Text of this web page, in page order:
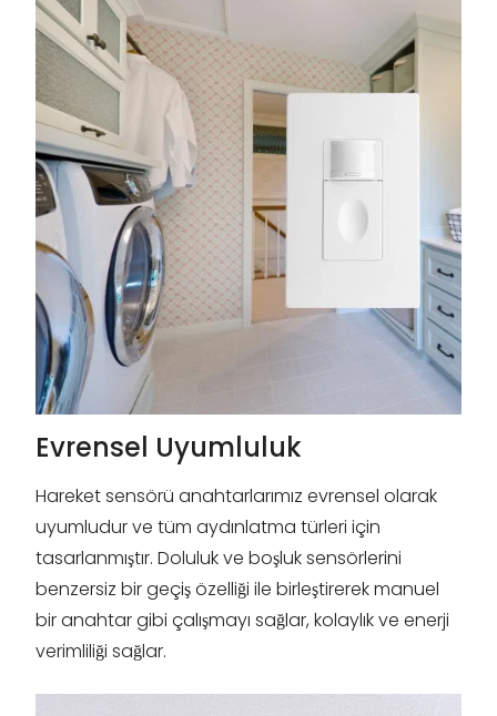
Evrensel Uyumluluk
Hareket sensörü anahtarlarımız evrensel olarak
uyumludur ve tüm aydınlatma türleri için
tasarlanmıştır. Doluluk ve boşluk sensörlerini
benzersiz bir geçiş özelliği ile birleştirerek manuel
bir anahtar gibi çalışmayı sağlar, kolaylık ve enerji
verimliliği sağlar.